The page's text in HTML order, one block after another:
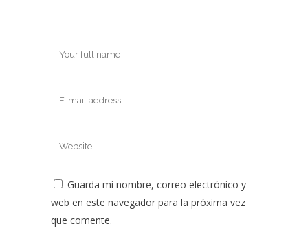
Guarda mi nombre, correo electrónico y
web en este navegador para la próxima vez
que comente.